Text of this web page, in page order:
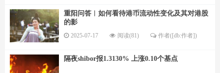
重阳问答︱如何看待港币流动性变化及其对港股
的影
2025-07-17 阅读(81) 作者([db:作者])
隔夜shibor报1.3130% 上涨0.10个基点